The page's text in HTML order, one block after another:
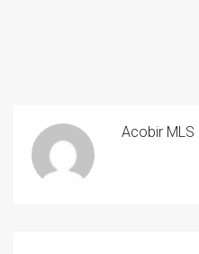
Acobir MLS